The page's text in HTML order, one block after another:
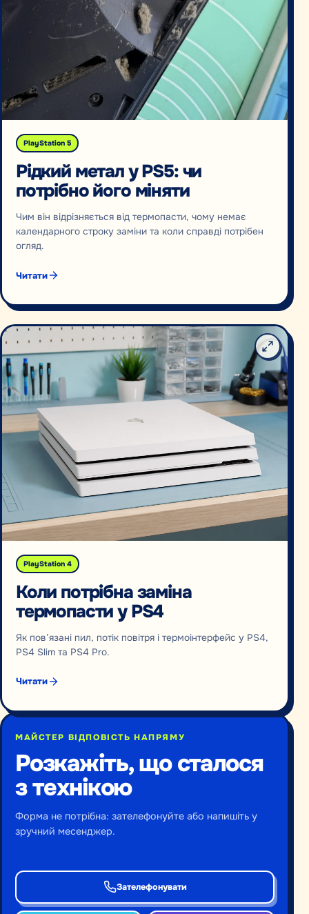
PlayStation 5
Рідкий метал у PS5: чи
потрібно його міняти
Чим він відрізняється від термопасти, чому немає
календарного строку заміни та коли справді потрібен
огляд.
Читати
PlayStation 4
Коли потрібна заміна
термопасти у PS4
Як пов’язані пил, потік повітря і термоінтерфейс у PS4,
PS4 Slim та PS4 Pro.
Читати
МАЙСТЕР ВІДПОВІСТЬ НАПРЯМУ
Розкажіть, що сталося
з технікою
Форма не потрібна: зателефонуйте або напишіть у
зручний месенджер.
Зателефонувати